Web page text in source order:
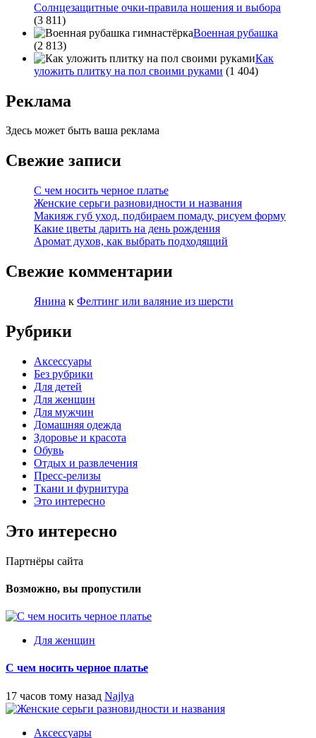
Солнцезащитные очки-правила ношения и выбора
(3 811)
Военная рубашка
(2 813)
Как
уложить плитку на пол своими руками (1 404)
Реклама
Здесь может быть ваша реклама
Свежие записи
С чем носить черное платье
Женские серьги разновидности и названия
Макияж губ уход, подбираем помаду, рисуем форму
Какие цветы дарить на день рождения
Аромат духов, как выбрать подходящий
Свежие комментарии
Янина к Фелтинг или валяние из шерсти
Рубрики
Аксессуары
Без рубрики
Для детей
Для женщин
Для мужчин
Домашняя одежда
Здоровье и красота
Обувь
Отдых и развлечения
Пресс-релизы
Ткани и фурнитура
Это интересно
Это интересно
Партнёры сайта
Возможно, вы пропустили
Для женщин
С чем носить черное платье
17 часов тому назад Najlya
Аксессуары